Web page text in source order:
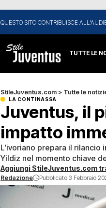
QUESTO SITO CONTRIBUISCE
TUTTE LE
StileJuventus.com > Tutte le
LA CONTINASSA
Juventus, il
impatto
L’ivoriano prepara il
Yildiz nel momento chiave
Aggiungi StileJuventus.com
Redazione Pubblicato 3 Febbraio